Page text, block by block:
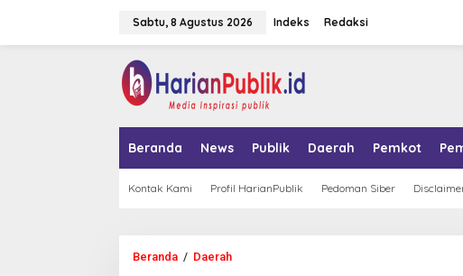
Sabtu, 8 Agustus 2026 Indeks Redaksi
Beranda News Publik Daerah Pemkot
Kontak Kami Profil HarianPublik Pedoman Siber
Beranda / Daerah